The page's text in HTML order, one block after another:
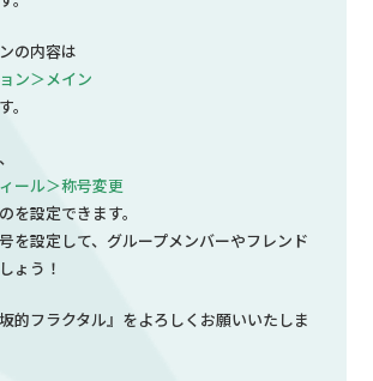
の内容は
ン＞メイン
。
ール＞称号変更
を設定できます。
を設定して、グループメンバーやフレンド
ょう！
的フラクタル』をよろしくお願いいたしま